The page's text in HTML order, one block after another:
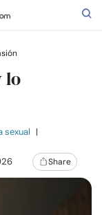
lo
sexual |
Share